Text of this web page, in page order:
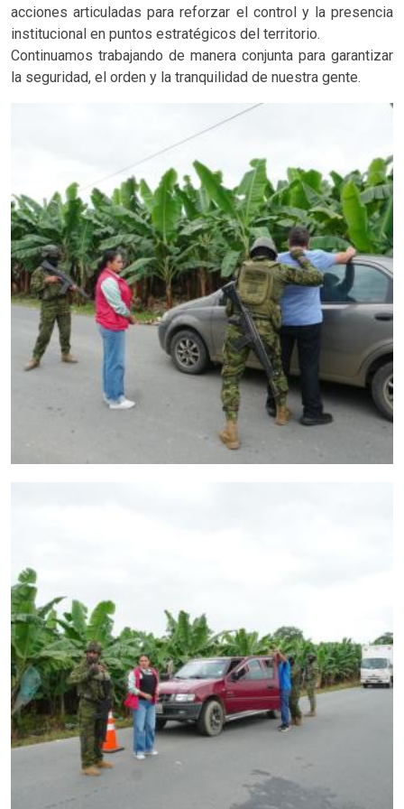
acciones articuladas para reforzar el control y la presencia
institucional en puntos estratégicos del territorio.
Continuamos trabajando de manera conjunta para garantizar
la seguridad, el orden y la tranquilidad de nuestra gente.